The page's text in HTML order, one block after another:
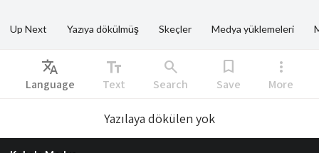
Up Next Yazıya dökülmüş Skeçler Medya yüklemeleri
Translate
Language
text_fields
Text
search
Search
bookmark
Save
more_vert
More
Yazılaya dökülen yok